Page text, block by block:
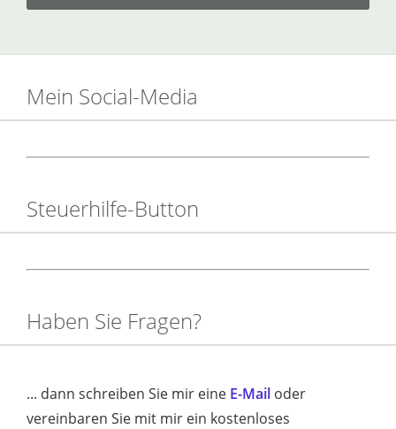
Mein Social-Media
Steuerhilfe-Button
Haben Sie Fragen?
... dann schreiben Sie mir eine E-Mail oder
vereinbaren Sie mit mir ein kostenloses